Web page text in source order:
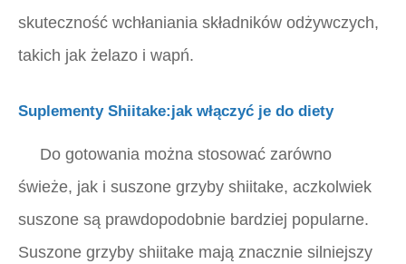
skuteczność wchłaniania składników odżywczych,
takich jak żelazo i wapń.
Suplementy Shiitake:jak włączyć je do diety
Do gotowania można stosować zarówno
świeże, jak i suszone grzyby shiitake, aczkolwiek
suszone są prawdopodobnie bardziej popularne.
Suszone grzyby shiitake mają znacznie silniejszy